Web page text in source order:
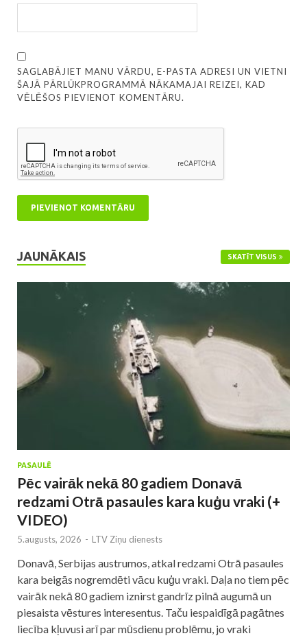
SAGLABĀJIET MANU VĀRDU, E-PASTA ADRESI UN VIETNI
ŠAJĀ PĀRLŪKPROGRAMMĀ NĀKAMAJAI REIZEI, KAD
VĒLĒŠOS PIEVIENOT KOMENTĀRU.
JAUNĀKAIS SKATĪT VISUS
PASAULĒ
Pēc vairāk nekā 80 gadiem Donavā
redzami Otrā pasaules kara kuģu vraki (+
VIDEO)
5.augusts, 2026 - LTV Ziņu dienests
Donavā, Serbijas austrumos, atkal redzami Otrā pasaules
kara beigās nogremdēti vācu kuģu vraki. Daļa no tiem pēc
vairāk nekā 80 gadiem iznirst gandrīz pilnā augumā un
piesaista vēstures interesentus. Taču iespaidīgā pagātnes
liecība kļuvusi arī par mūsdienu problēmu, jo vraki